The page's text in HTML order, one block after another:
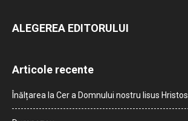
ALEGEREA EDITORULUI
Articole recente
Înălțarea la Cer a Domnului nostru Iisus Hristos